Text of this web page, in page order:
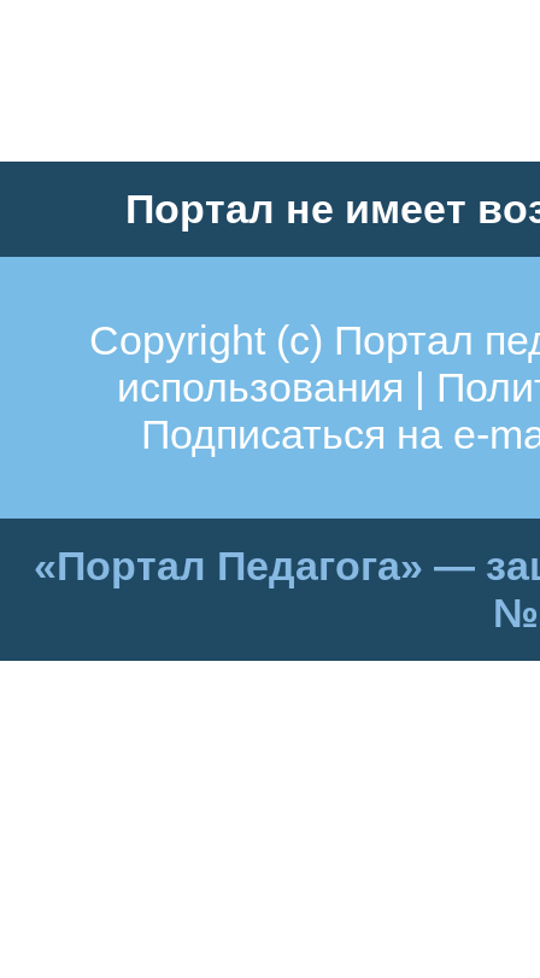
Портал не имеет
Copyright (c) Портал
использования |
Подписаться на e-
«Портал Педагога» —